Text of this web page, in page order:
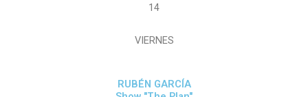
14
VIERNES
RUBÉN GARCÍA